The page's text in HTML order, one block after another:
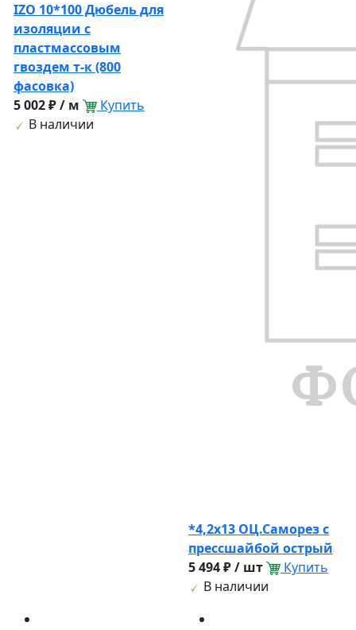
IZO 10*100 Дюбель для
изоляции с
пластмассовым
гвоздем т-к (800
фасовка)
5 002 ₽ / м
Купить
В наличии
*4,2х13 ОЦ.Саморез с
прессшайбой острый
5 494 ₽ / шт
Купить
В наличии